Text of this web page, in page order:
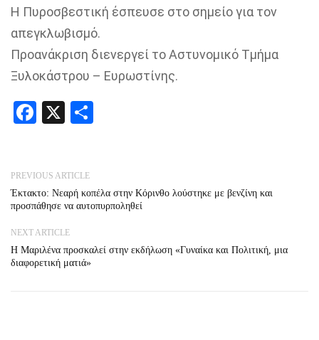
Η Πυροσβεστική έσπευσε στο σημείο για τον
απεγκλωβισμό.
Προανάκριση διενεργεί το Αστυνομικό Τμήμα
Ξυλοκάστρου – Ευρωστίνης.
Facebook
X
PREVIOUS ARTICLE
Έκτακτο: Νεαρή κοπέλα στην Κόρινθο λούστηκε με βενζίνη και
προσπάθησε να αυτοπυρποληθεί
NEXT ARTICLE
Η Μαριλένα προσκαλεί στην εκδήλωση «Γυναίκα και Πολιτική, μια
διαφορετική ματιά»